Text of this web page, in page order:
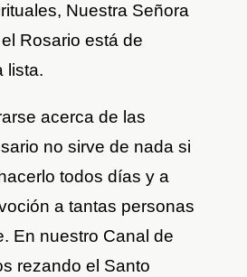
Nuestra Señora
Rosario está de
lista.
acerca de las
no sirve de nada si
todos días y a
a tantas personas
En nuestro Canal de
rezando el Santo